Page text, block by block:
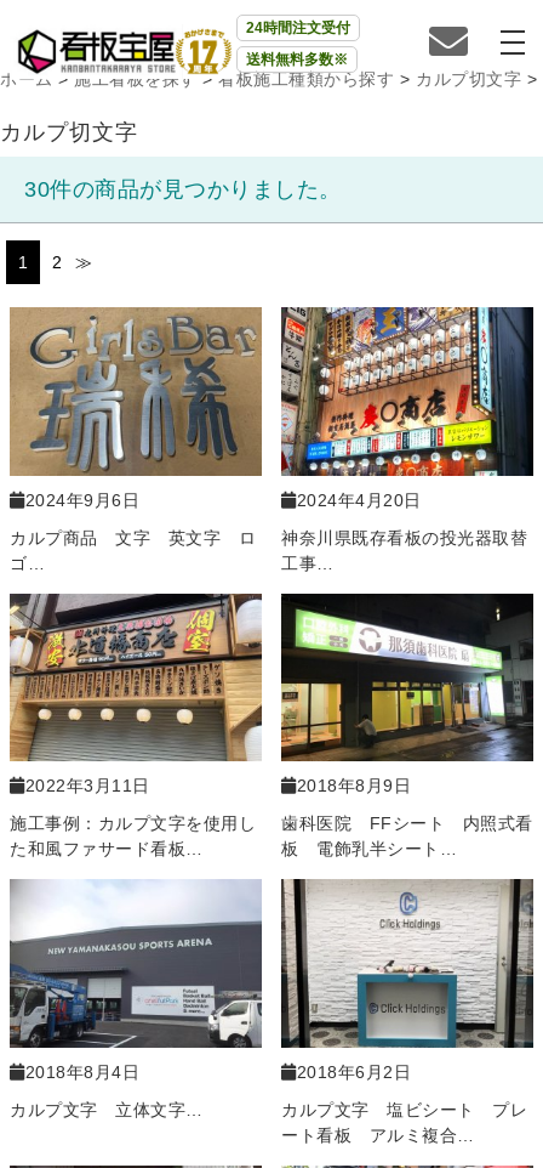
24時間注文受付
送料無料多数※
ホーム >施工看板を探す>看板施工種類から探す > カルプ切文字 >
カルプ切文字
30件の商品が見つかりました。
1 2 ≫
2024年9月6日
カルプ商品 文字 英文字 ロ
ゴ…
2024年4月20日
神奈川県既存看板の投光器取替
工事…
2022年3月11日
施工事例：カルプ文字を使用し
た和風ファサード看板…
2018年8月9日
歯科医院 FFシート 内照式看
板 電飾乳半シート…
2018年8月4日
カルプ文字 立体文字…
2018年6月2日
カルプ文字 塩ビシート プレ
ート看板 アルミ複合…